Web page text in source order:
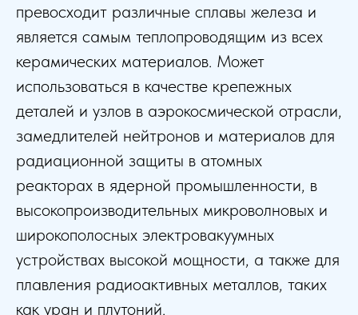
превосходит различные сплавы железа и
является самым теплопроводящим из всех
керамических материалов. Может
использоваться в качестве крепежных
деталей и узлов в аэрокосмической отрасли,
замедлителей нейтронов и материалов для
радиационной защиты в атомных
реакторах в ядерной промышленности, в
высокопроизводительных микроволновых и
широкополосных электровакуумных
устройствах высокой мощности, а также для
плавления радиоактивных металлов, таких
как уран и плутоний.